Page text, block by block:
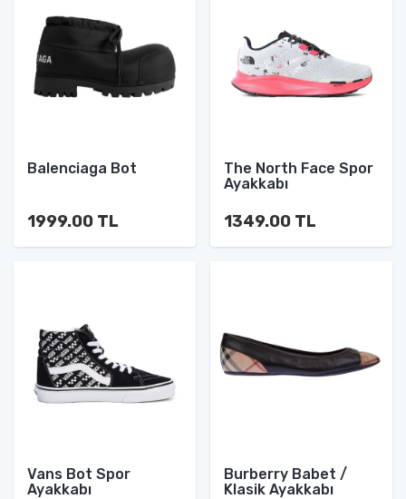
Balenciaga Bot
1999.00 TL
The North Face Spor
Ayakkabı
1349.00 TL
Vans Bot Spor
Ayakkabı
Burberry Babet /
Klasik Ayakkabı